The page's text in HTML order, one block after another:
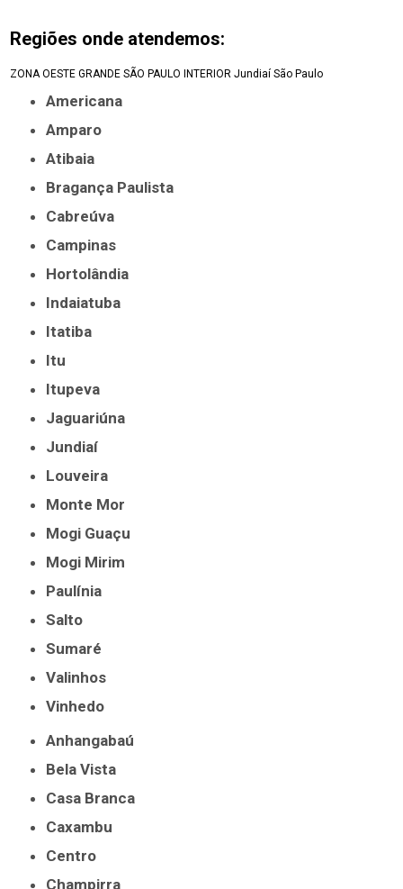
Regiões onde atendemos:
ZONA OESTE GRANDE SÃO PAULO INTERIOR Jundiaí São Paulo
Americana
Amparo
Atibaia
Bragança Paulista
Cabreúva
Campinas
Hortolândia
Indaiatuba
Itatiba
Itu
Itupeva
Jaguariúna
Jundiaí
Louveira
Monte Mor
Mogi Guaçu
Mogi Mirim
Paulínia
Salto
Sumaré
Valinhos
Vinhedo
Anhangabaú
Bela Vista
Casa Branca
Caxambu
Centro
Champirra